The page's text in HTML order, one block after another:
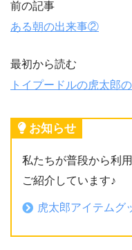
前の記事
ある朝の出来事②
最初から読む
トイプードルの虎太郎
お知らせ
私たちが普段から利
ご紹介しています♪
虎太郎アイテムグ